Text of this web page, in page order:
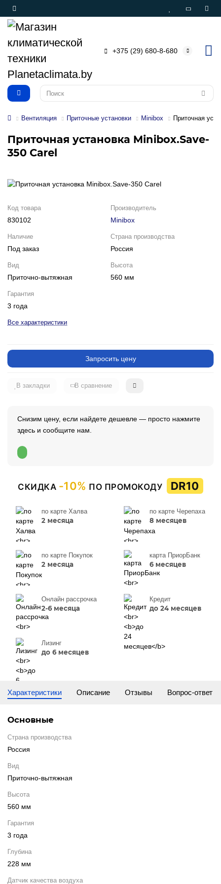
+375 (29) 680-8-680
Вентиляция Приточные установки Minibox Приточная
Приточная установка Minibox.Save-
350 Carel
Код товара
830102
Производитель
Minibox
Наличие
Под заказ
Страна производства
Россия
Вид
Приточно-вытяжная
Высота
560 мм
Гарантия
3 года
Все характеристики
Запросить цену
В закладки В сравнение
Снизим цену, если найдете дешевле — просто нажмите
здесь и сообщите нам.
СКИДКА -10% ПО ПРОМОКОДУ DR10
по карте Халва
2 месяца
по карте Черепаха
8 месяцев
по карте Покупок
2 месяца
карта ПриорБанк
6 месяцев
Онлайн рассрочка
2-6 месяца
Кредит
до 24 месяцев
Лизинг
до 6 месяцев
Характеристики Описание Отзывы Вопрос-ответ
Основные
Страна производства
Россия
Вид
Приточно-вытяжная
Высота
560 мм
Гарантия
3 года
Глубина
228 мм
Датчик качества воздуха